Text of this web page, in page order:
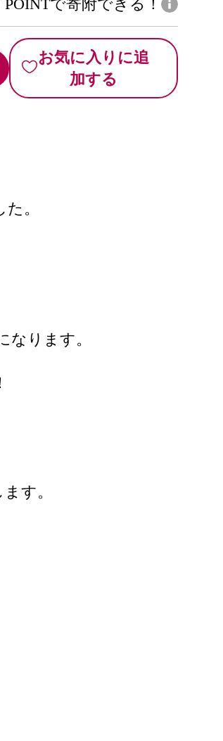
で寄附できる！
お気に入りに追
加する
。
ります。
す。